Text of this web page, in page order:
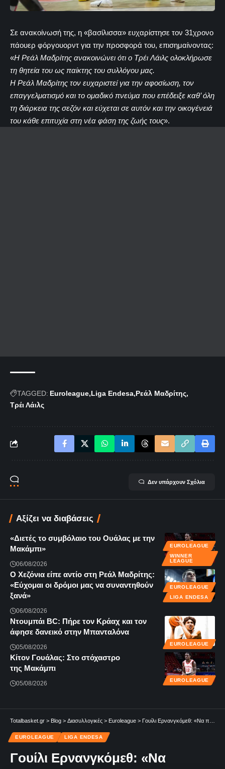
Σε ανακοίνωσή της, η «βασίλισσα» ευχαρίστησε τον 31χρονο
πάουερ φόργουορντ για την προσφορά του, επισημαίνοντας:
«Η Ρεάλ Μαδρίτης ανακοινώνει ότι ο Τρέι Λάιλς ολοκλήρωσε
τη θητεία του ως παίκτης του συλλόγου μας.
Η Ρεάλ Μαδρίτης τον ευχαριστεί για την αφοσίωση, τον
επαγγελματισμό και το ομαδικό πνεύμα που επέδειξε καθ’ όλη
τη διάρκεια της σεζόν και εύχεται σε αυτόν και την οικογένειά
του κάθε επιτυχία στη νέα φάση της ζωής τους».
TAGGED: Euroleague Liga Endesa Ρεάλ Μαδρίτης
Τρέι Λάιλς
Δεν υπάρχουν Σχόλια
Αξίζει να διαβάσεις
EUROLEAGUE
WINNER
LEAGUE
«Διετές το συμβόλαιο του Ουάλας με την
Μακάμπι»
06/08/2026
EUROLEAGUE
LIGA ENDESA
Ο Χεζόνια είπε αντίο στη Ρεάλ Μαδρίτης:
«Εύχομαι οι δρόμοι μας να συναντηθούν
ξανά»
06/08/2026
EUROLEAGUE
Ντουμπάι BC: Πήρε τον Κράαχ και τον
άφησε δανεικό στην Μπανταλόνα
05/08/2026
EUROLEAGUE
Κίτον Γουάλας: Στο στόχαστρο
της Μακάμπι
05/08/2026
Totalbasket.gr > Blog > Διασυλλογικές > Euroleague > Γουίλι Ερνανγκόμεθ: «Να παίξουμε κάποια στιγμή μαζί με τον Χουάντσο και να διεκδικήσουμε τίτλους»
EUROLEAGUE LIGA ENDESA
Γουίλι Ερνανγκόμεθ: «Να